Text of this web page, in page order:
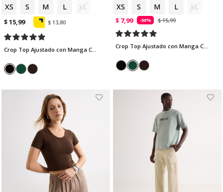
XS S M L XL
$ 15,99 $ 13,80
Crop Top Ajustado con Manga Corta
XS S M L XL
$ 7,99 -50% $ 15,99
Crop Top Ajustado con Manga Corta